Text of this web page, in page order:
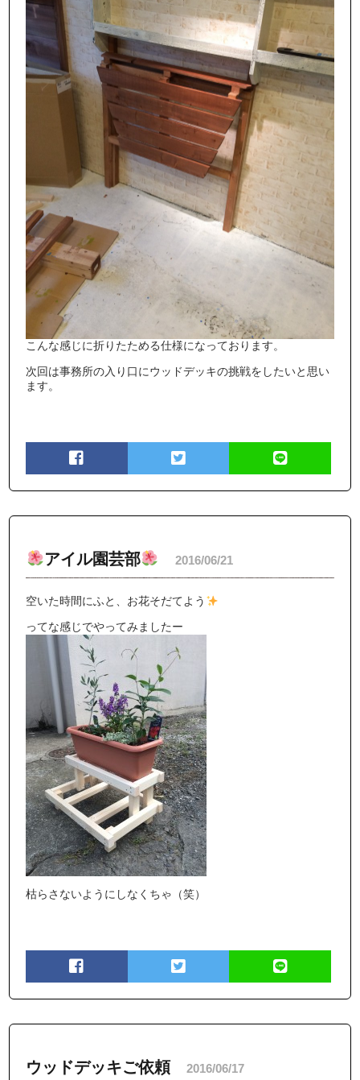
こんな感じに折りたためる仕様になっております。
次回は事務所の入り口にウッドデッキの挑戦をしたいと思い
ます。
アイル園芸部 2016/06/21
空いた時間にふと、お花そだてよう
ってな感じでやってみましたー
枯らさないようにしなくちゃ（笑）
ウッドデッキご依頼 2016/06/17